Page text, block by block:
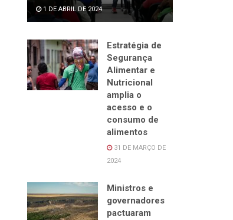
1 DE ABRIL DE 2024
Estratégia de
Segurança
Alimentar e
Nutricional
amplia o
acesso e o
consumo de
alimentos
31 DE MARÇO DE
2024
Ministros e
governadores
pactuaram